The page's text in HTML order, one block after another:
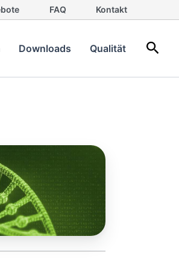
FAQ Kontakt
Downloads Qualität